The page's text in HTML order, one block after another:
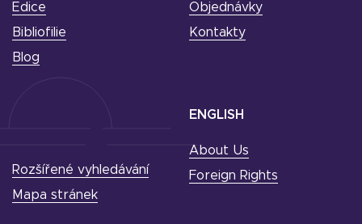
Edice
Bibliofilie
Blog
Objednávky
Kontakty
ENGLISH
About Us
Foreign Rights
Rozšířené vyhledávání
Mapa stránek